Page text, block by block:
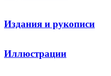
Издания и рукописи
Иллюстрации